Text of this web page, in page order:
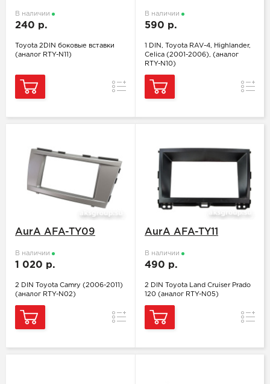
В наличии
240 р.
Toyota 2DIN боковые вставки
(аналог RTY-N11)
Сравнение
В наличии
590 р.
1 DIN, Toyota RAV-4, Highlander,
Celica (2001-2006), (аналог
RTY-N10)
AurA AFA-TY09
В наличии
1 020 р.
2 DIN Toyota Camry (2006-2011)
(аналог RTY-N02)
Сравнение
AurA AFA-TY11
В наличии
490 р.
2 DIN Toyota Land Cruiser Prado
120 (аналог RTY-N05)